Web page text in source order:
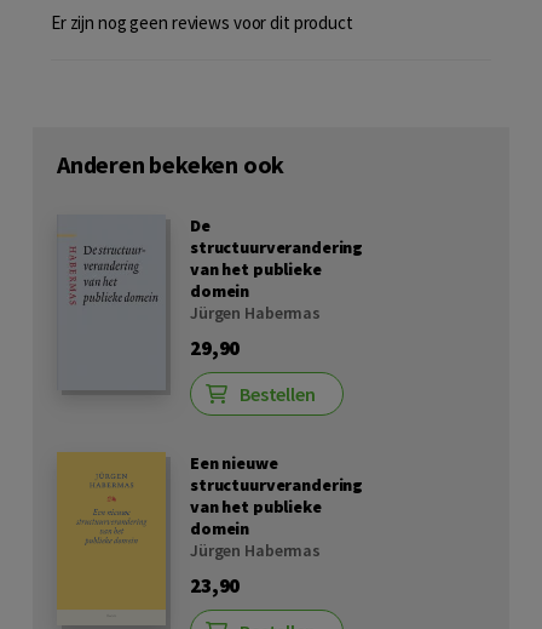
Er zijn nog geen reviews voor dit product
Anderen bekeken ook
De
structuurverandering
van het publieke
domein
Jürgen Habermas
29,90
Bestellen
Een nieuwe
structuurverandering
van het publieke
domein
Jürgen Habermas
23,90